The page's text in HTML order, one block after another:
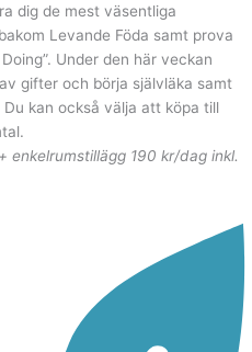
dig de mest väsentliga
Levande Föda samt prova
Under den här veckan
gifter och börja självläka samt
kan också välja att köpa till
enkelrumstillägg 190 kr/dag inkl.